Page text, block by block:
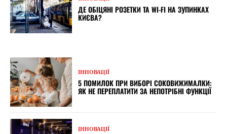
ДЕ ОБІЦЯНІ РОЗЕТКИ ТА WI-FI НА ЗУПИНКАХ
КИЄВА?
ІННОВАЦІЇ
5 ПОМИЛОК ПРИ ВИБОРІ СОКОВИЖИМАЛКИ:
ЯК НЕ ПЕРЕПЛАТИТИ ЗА НЕПОТРІБНІ ФУНКЦІЇ
ІННОВАЦІЇ